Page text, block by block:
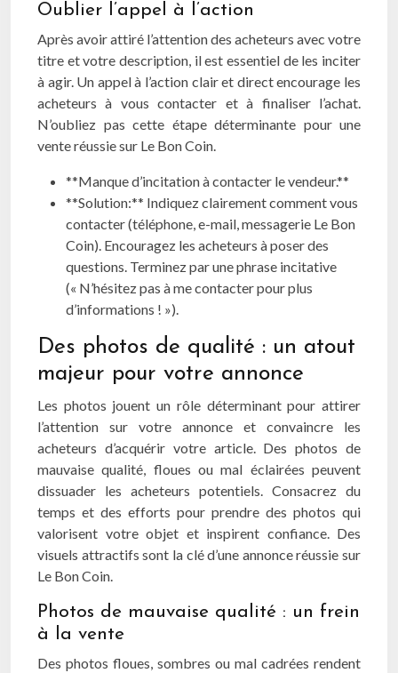
Oublier l’appel à l’action
Après avoir attiré l’attention des acheteurs avec votre
titre et votre description, il est essentiel de les inciter
à agir. Un appel à l’action clair et direct encourage les
acheteurs à vous contacter et à finaliser l’achat.
N’oubliez pas cette étape déterminante pour une
vente réussie sur Le Bon Coin.
**Manque d’incitation à contacter le vendeur.**
**Solution:** Indiquez clairement comment vous
contacter (téléphone, e-mail, messagerie Le Bon
Coin). Encouragez les acheteurs à poser des
questions. Terminez par une phrase incitative
(« N’hésitez pas à me contacter pour plus
d’informations ! »).
Des photos de qualité : un atout
majeur pour votre annonce
Les photos jouent un rôle déterminant pour attirer
l’attention sur votre annonce et convaincre les
acheteurs d’acquérir votre article. Des photos de
mauvaise qualité, floues ou mal éclairées peuvent
dissuader les acheteurs potentiels. Consacrez du
temps et des efforts pour prendre des photos qui
valorisent votre objet et inspirent confiance. Des
visuels attractifs sont la clé d’une annonce réussie sur
Le Bon Coin.
Photos de mauvaise qualité : un frein
à la vente
Des photos floues, sombres ou mal cadrées rendent